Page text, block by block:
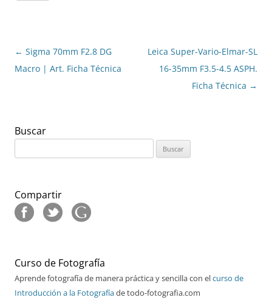
Navegación
de
← Sigma 70mm F2.8 DG
Macro | Art. Ficha Técnica
Leica Super-Vario-Elmar-SL
16-35mm F3.5-4.5 ASPH.
Ficha Técnica →
Buscar
Compartir
Curso de Fotografía
Aprende fotografía de manera práctica y sencilla con elcurso de
Introducción a la Fotografíade todo-fotografia.com